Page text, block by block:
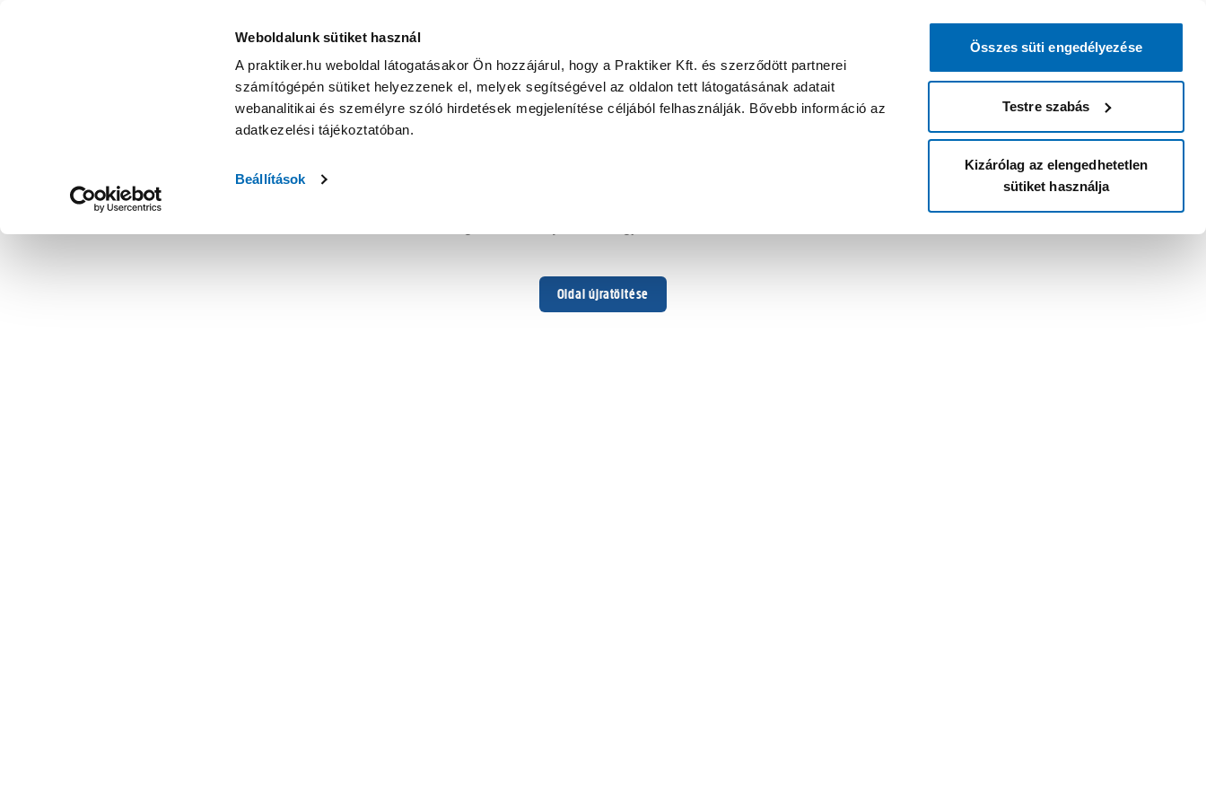
Weboldalunk sütiket használ
A praktiker.hu weboldal látogatásakor Ön hozzájárul, hogy a Praktiker Kft. és szerződött partnerei
számítógépén sütiket helyezzenek el, melyek segítségével az oldalon tett látogatásának adatait
webanalitikai és személyre szóló hirdetések megjelenítése céljából felhasználják. Bővebb információ az
adatkezelési tájékoztatóban.
Beállítások
Összes süti engedélyezése
Testre szabás
Kizárólag az elengedhetetlen
sütiket használja
Oldal újratöltése